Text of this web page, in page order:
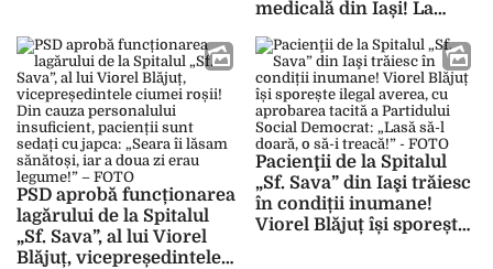
mă cobor într-atât”
medicală din Iași! La
deținut de Viorel Blăjuț,
președinte executiv al
PSD Iași, lăturile sunt
servite pacienților pe
post de mâncare! –
GALERIE FOTO
PSD aprobă funcționarea
lagărului de la Spitalul
„Sf. Sava”, al lui Viorel
Blăjuț, vicepreședintele
Pacienţii de la Spitalul
„Sf. Sava” din Iaşi trăiesc
în condiții inumane!
Viorel Blăjuț își sporește